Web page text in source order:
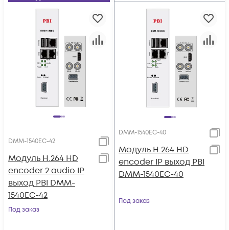
DMM-1540EC-42
Модуль H.264 HD
encoder 2 audio IP
выход PBI DMM-
1540EC-42
Под заказ
DMM-1540EC-40
Модуль H.264 HD
encoder IP выход PBI
DMM-1540EC-40
Под заказ